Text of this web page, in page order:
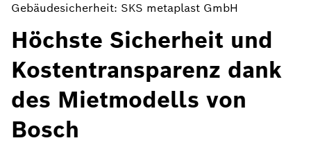
Gebäudesicherheit: SKS metaplast GmbH
Höchste Sicherheit und
Kostentransparenz dank
des Mietmodells von
Bosch